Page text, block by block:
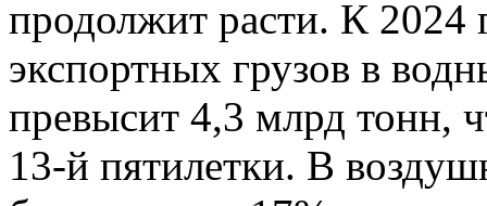
продолжит расти. К
экспортных грузов в
превысит 4,3 млрд тонн,
13-й пятилетки. В